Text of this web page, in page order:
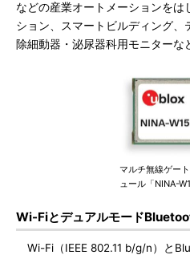
などの産業オートメーションを
ション、スマートビルディング、
除細動器・泌尿器科用モニターな
マルチ無線ゲー
ュール「NINA-
Wi-Fiとデュアルモード
Wi-Fi（IEEE 802.11 b/g/n）と